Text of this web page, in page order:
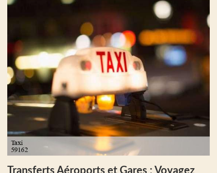
Transferts Aéroports et Gares : Voyagez